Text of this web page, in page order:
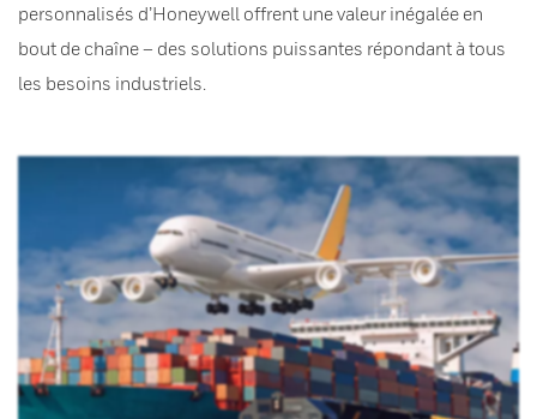
personnalisés d’Honeywell offrent une valeur inégalée en
bout de chaîne – des solutions puissantes répondant à tous
les besoins industriels.